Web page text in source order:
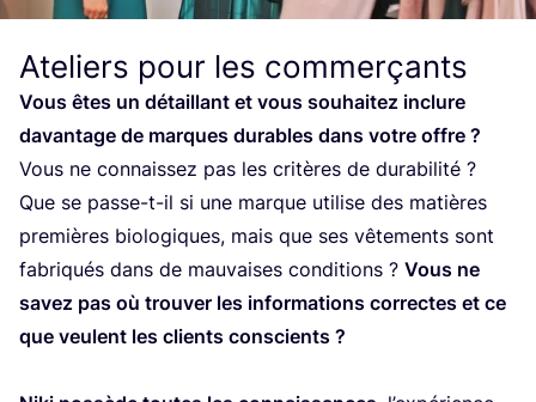
Ateliers pour les commerçants
Vous êtes un détaillant et vous sou­hai­tez inclure
davan­tage de marques durables dans votre offre ?
Vous ne connais­sez pas les cri­tères de dura­bi­li­té ?
Que se passe-t-il si une marque uti­lise des matières
pre­mières bio­lo­giques, mais que ses vête­ments sont
fabri­qués dans de mau­vaises condi­tions ? Vous ne
savez pas où trou­ver les infor­ma­tions cor­rectes et ce
que veulent les clients conscients ?